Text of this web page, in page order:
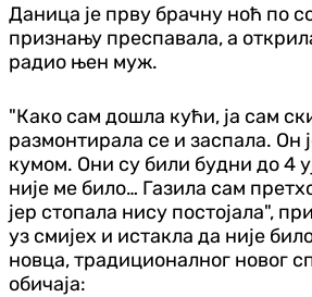
Даница је прву брачну ноћ по
признању преспавала, а
радио њен муж.
"Како сам дошла кући, ја сам
размонтирала се и заспала. Он
кумом. Они су били будни до 4
није ме било… Газила сам
јер стопала нису постојала",
уз смијех и истакла да није
новца, традиционалног новог
обичаја: